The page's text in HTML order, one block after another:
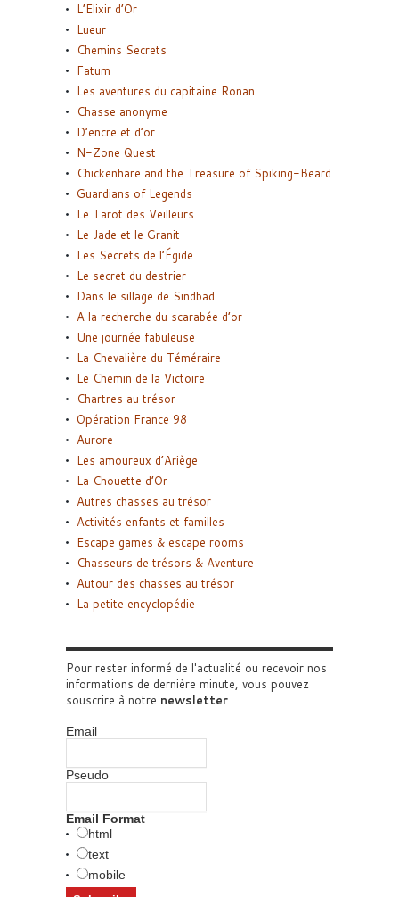
L’Elixir d’Or
Lueur
Chemins Secrets
Fatum
Les aventures du capitaine Ronan
Chasse anonyme
D’encre et d’or
N-Zone Quest
Chickenhare and the Treasure of Spiking-Beard
Guardians of Legends
Le Tarot des Veilleurs
Le Jade et le Granit
Les Secrets de l’Égide
Le secret du destrier
Dans le sillage de Sindbad
A la recherche du scarabée d’or
Une journée fabuleuse
La Chevalière du Téméraire
Le Chemin de la Victoire
Chartres au trésor
Opération France 98
Aurore
Les amoureux d’Ariège
La Chouette d’Or
Autres chasses au trésor
Activités enfants et familles
Escape games & escape rooms
Chasseurs de trésors & Aventure
Autour des chasses au trésor
La petite encyclopédie
Pour rester informé de l'actualité ou recevoir nos
informations de dernière minute, vous pouvez
souscrire à notre newsletter.
Email
Pseudo
Email Format
html
text
mobile